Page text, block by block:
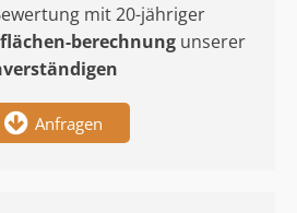
mit 20-jähriger
berechnung unserer
Anfragen